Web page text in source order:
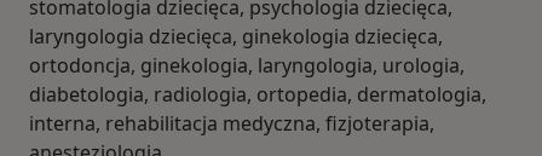
stomatologia dziecięca, psychologia dziecięca,
laryngologia dziecięca, ginekologia dziecięca,
ortodoncja, ginekologia, laryngologia, urologia,
diabetologia, radiologia, ortopedia, dermatologia,
interna, rehabilitacja medyczna, fizjoterapia,